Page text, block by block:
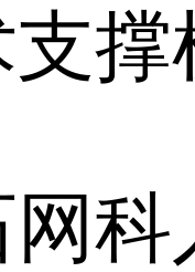
撑
科